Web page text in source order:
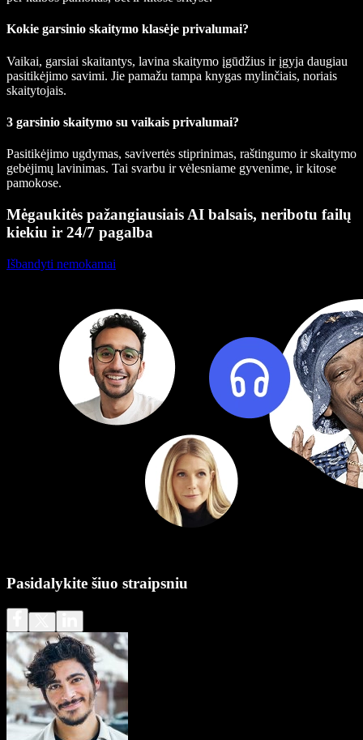
Kokie garsinio skaitymo klasėje privalumai?
Vaikai, garsiai skaitantys, lavina skaitymo įgūdžius ir įgyja daugiau
pasitikėjimo savimi. Jie pamažu tampa knygas mylinčiais, noriais
skaitytojais.
3 garsinio skaitymo su vaikais privalumai?
Pasitikėjimo ugdymas, savivertės stiprinimas, raštingumo ir skaitymo
gebėjimų lavinimas. Tai svarbu ir vėlesniame gyvenime, ir kitose
pamokose.
Mėgaukitės pažangiausiais AI balsais, neribotu failų
kiekiu ir 24/7 pagalba
Išbandyti nemokamai
Pasidalykite šiuo straipsniu